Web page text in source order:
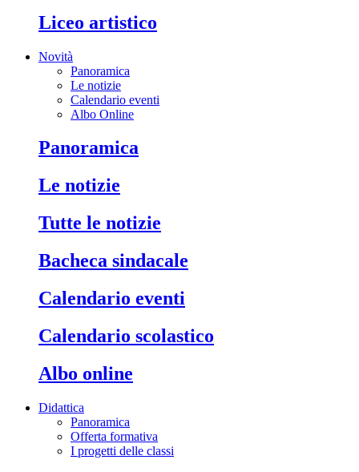
liceo artistico
Novità
Panoramica
Le notizie
Calendario eventi
Albo Online
panoramica
le notizie
tutte le notizie
bacheca sindacale
calendario eventi
calendario scolastico
albo online
Didattica
Panoramica
Offerta formativa
I progetti delle classi